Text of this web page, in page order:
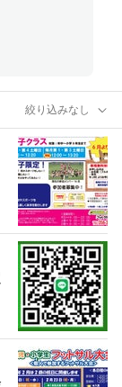
絞り込みなし